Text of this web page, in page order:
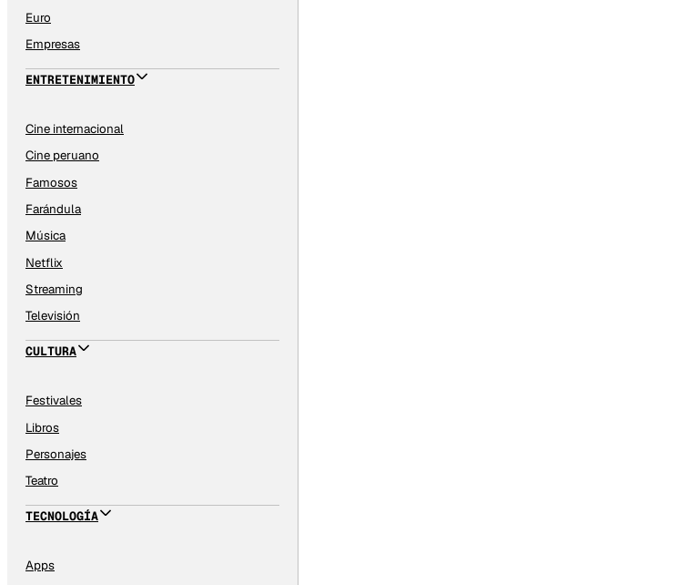
Euro
Empresas
ENTRETENIMIENTO
Cine internacional
Cine peruano
Famosos
Farándula
Música
Netflix
Streaming
Televisión
CULTURA
Festivales
Libros
Personajes
Teatro
TECNOLOGÍA
Apps